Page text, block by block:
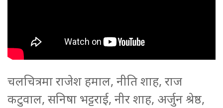
चलचित्रमा राजेश हमाल, नीति शाह, राज
कटुवाल, सनिषा भट्टराई, नीर शाह, अर्जुन श्रेष्ठ,